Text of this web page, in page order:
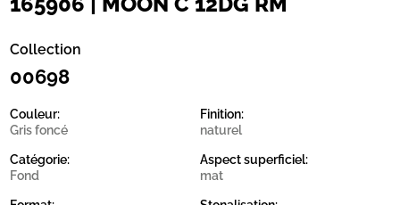
Collection
00698
Couleur:
Gris foncé
Catégorie:
Fond
Finition:
naturel
Aspect superficiel:
mat